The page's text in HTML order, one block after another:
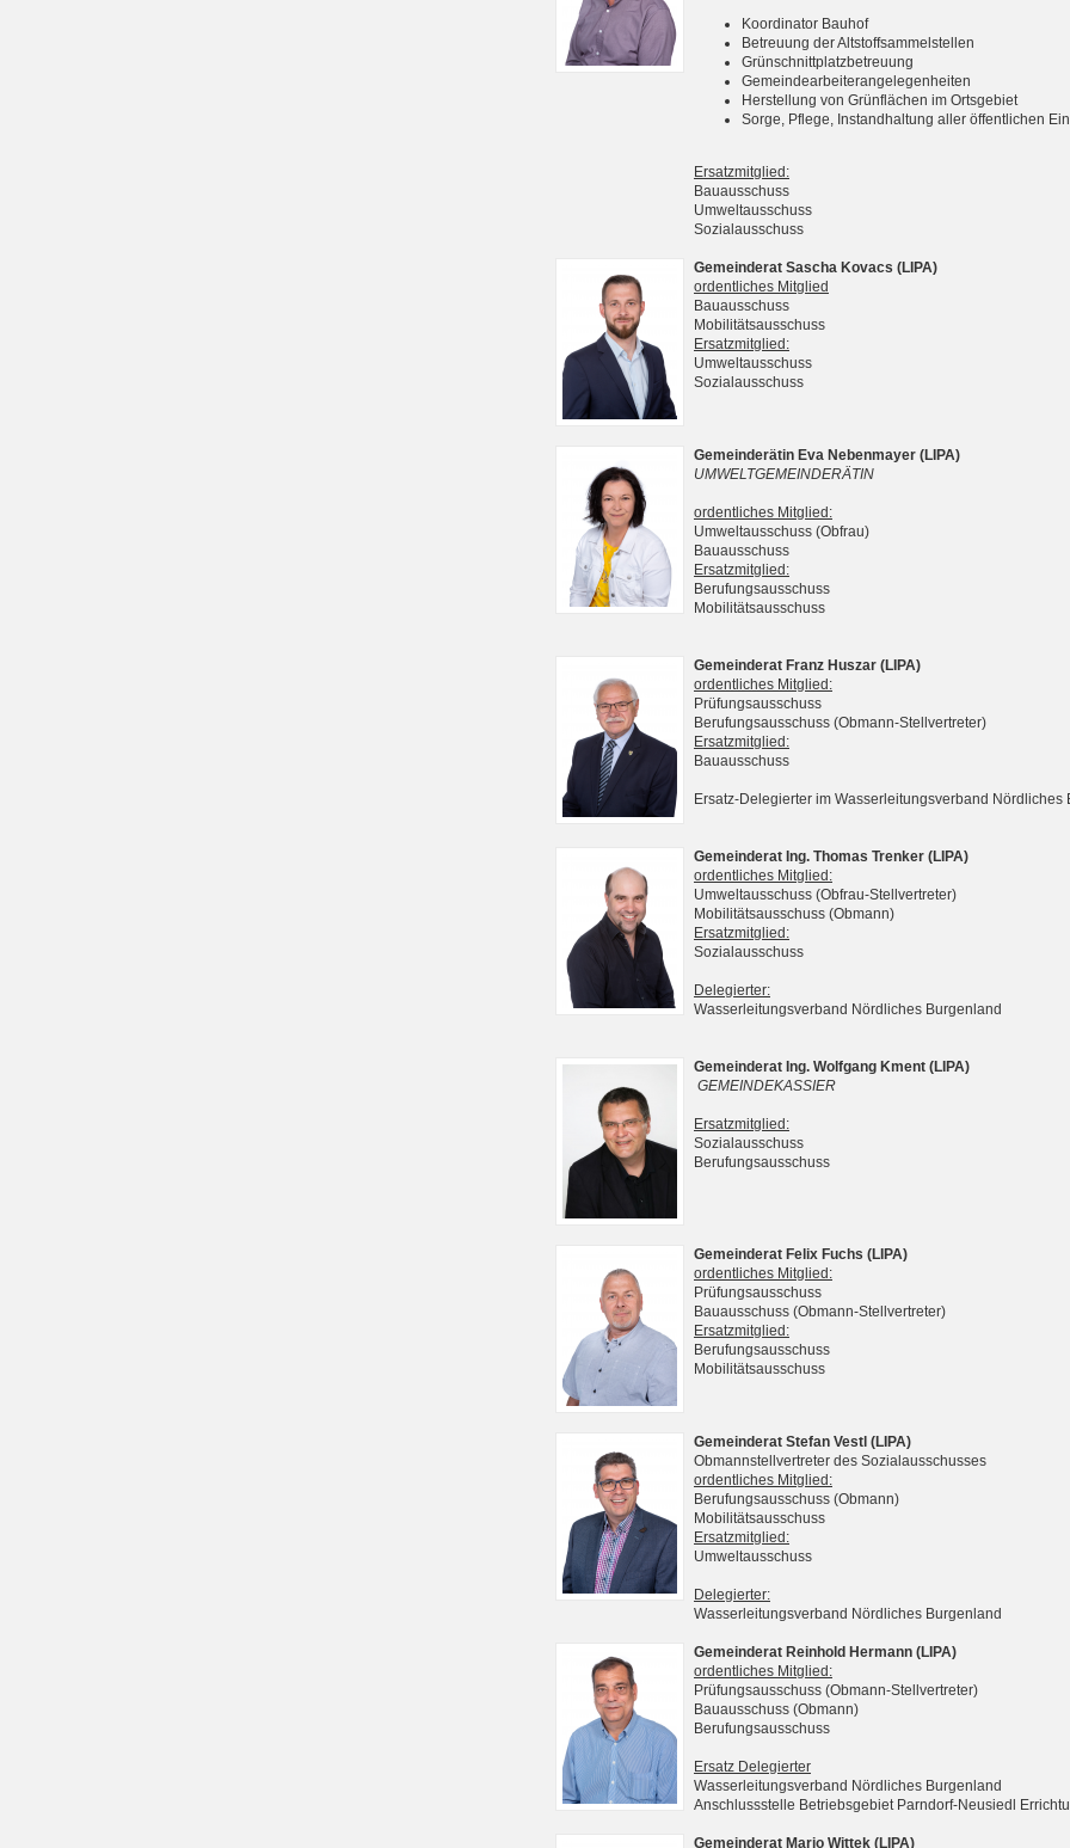
Koordinator Bauhof
Betreuung der Altstoffsammelstellen
Grünschnittplatzbetreuung
Gemeindearbeiterangelegenheiten
Herstellung von Grünflächen im Ortsgebiet
Sorge, Pflege, Instandhaltung aller öffentlichen
Ersatzmitglied:
Bauausschuss
Umweltausschuss
Sozialausschuss
Gemeinderat Sascha Kovacs (LIPA)
ordentliches Mitglied
Bauausschuss
Mobilitätsausschuss
Ersatzmitglied:
Umweltausschuss
Sozialausschuss
Gemeinderätin Eva Nebenmayer (LIPA)
UMWELTGEMEINDERÄTIN
ordentliches Mitglied:
Umweltausschuss (Obfrau)
Bauausschuss
Ersatzmitglied:
Berufungsausschuss
Mobilitätsausschuss
Gemeinderat Franz Huszar (LIPA)
ordentliches Mitglied:
Prüfungsausschuss
Berufungsausschuss (Obmann-Stellvertreter)
Ersatzmitglied:
Bauausschuss
Ersatz-Delegierter im Wasserleitungsverband Nördliches
Gemeinderat Ing. Thomas Trenker (LIPA)
ordentliches Mitglied:
Umweltausschuss (Obfrau-Stellvertreter)
Mobilitätsausschuss (Obmann)
Ersatzmitglied:
Sozialausschuss
Delegierter:
Wasserleitungsverband Nördliches Burgenland
Gemeinderat Ing. Wolfgang Kment (LIPA)
GEMEINDEKASSIER
Ersatzmitglied:
Sozialausschuss
Berufungsausschuss
Gemeinderat Felix Fuchs (LIPA)
ordentliches Mitglied:
Prüfungsausschuss
Bauausschuss (Obmann-Stellvertreter)
Ersatzmitglied:
Berufungsausschuss
Mobilitätsausschuss
Gemeinderat Stefan Vestl (LIPA)
Obmannstellvertreter des Sozialausschusses
ordentliches Mitglied:
Berufungsausschuss (Obmann)
Mobilitätsausschuss
Ersatzmitglied:
Umweltausschuss
Delegierter:
Wasserleitungsverband Nördliches Burgenland
Gemeinderat Reinhold Hermann (LIPA)
ordentliches Mitglied:
Prüfungsausschuss (Obmann-Stellvertreter)
Bauausschuss (Obmann)
Berufungsausschuss
Ersatz Delegierter
Wasserleitungsverband Nördliches Burgenland
Anschlussstelle Betriebsgebiet Parndorf-Neusiedl
Gemeinderat Mario Wittek (LIPA)